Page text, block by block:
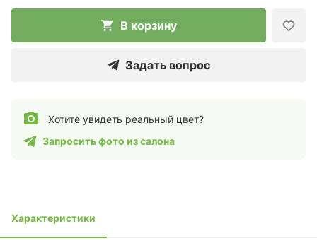
В корзину
Задать вопрос
Хотите увидеть реальный цвет?
Запросить фото из салона
Характеристики